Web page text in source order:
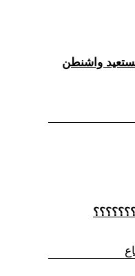
تستعيد واشنطن